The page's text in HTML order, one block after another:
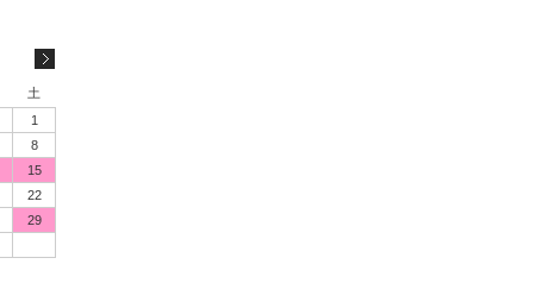
土
1
8
15
22
29